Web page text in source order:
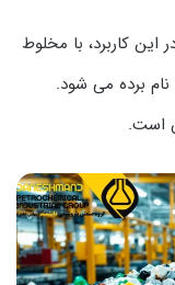
این کاربرد، با مخلوط
نام برده می شود.
است.